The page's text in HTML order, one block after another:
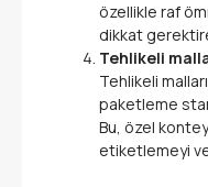
özellikle raf
dikkat
Tehlikeli
Tehlikeli
paketleme
Bu, özel
etiketlemeyi